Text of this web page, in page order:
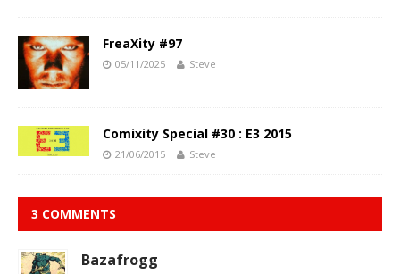
FreaXity #97
05/11/2025 Steve
Comixity Special #30 : E3 2015
21/06/2015 Steve
3 COMMENTS
Bazafrogg